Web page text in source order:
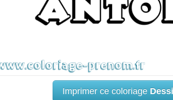
Imprimer ce coloriage